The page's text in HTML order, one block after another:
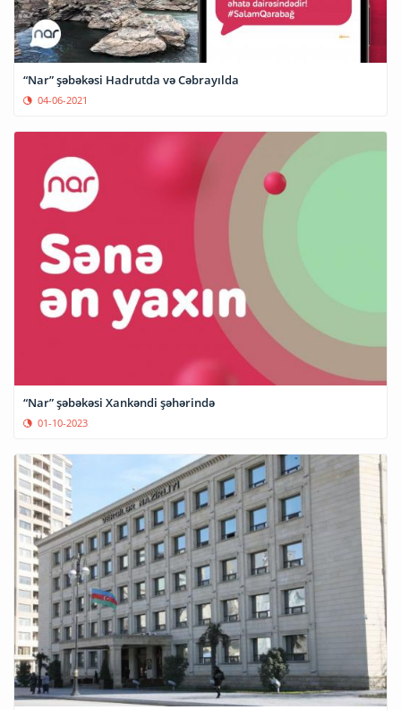
“Nar” şəbəkəsi Hadrutda və Cəbrayılda
04-06-2021
“Nar” şəbəkəsi Xankəndi şəhərində
01-10-2023